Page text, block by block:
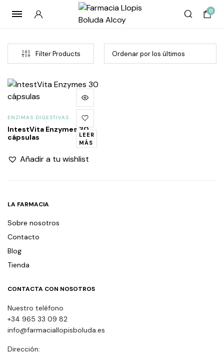
0
Filter Products
LEER
MÁS
ENZIMAS DIGESTIVAS
IntestVita Enzymes 30
cápsulas
Añadir a tu wishlist
LA FARMACIA
Sobre nosotros
Contacto
Blog
Tienda
CONTACTA CON NOSOTROS
Nuestro teléfono
+34 965 33 09 82
info@farmaciallopisboluda.es
Dirección: